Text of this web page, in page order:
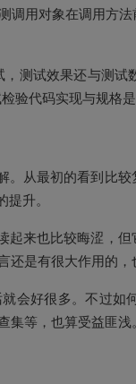
调用对象在调用方
，测试效果还与测试
验代码实现与规格
。从最初的看到比
升。
来也比较晦涩，
还是有很大作用的
就会好很多。不过如
等，也算受益匪浅。